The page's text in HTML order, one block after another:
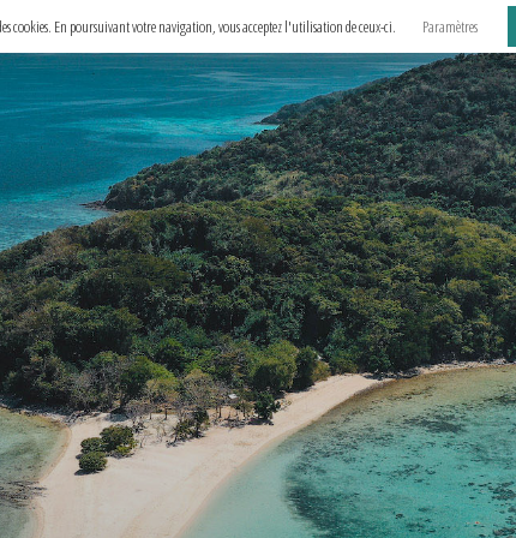
cookies. En poursuivant votre navigation, vous acceptez l'utilisation de ceux-ci. Paramètres